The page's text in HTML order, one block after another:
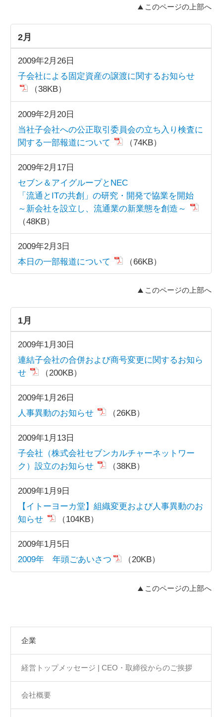
企業
経営トップメッセージ | CEO・取締役からのご挨拶
会社概要
このページの上部へ
2月
2009年2月26日
子会社による固定資産の譲渡に関するお知らせ
（38KB）
2009年2月20日
当社子会社への公正取引委員会の立ち入り検査に
関する一部報道について
（74KB）
2009年2月17日
セブン＆アイグループとNEC
「流通とITの共創」の研究・開発で協業を開始
～新会社を設立し、流通業の新業態を創造～
（48KB）
2009年2月3日
本日の一部報道について
（66KB）
このページの上部へ
1月
2009年1月30日
連結子会社の合併および商号変更に関するお知ら
せ
（200KB）
2009年1月26日
人事異動のお知らせ
（26KB）
2009年1月13日
子会社（株式会社セブンカルチャーネットワー
ク）設立のお知らせ
（38KB）
2009年1月9日
【イトーヨーカ堂】組織変更および人事異動のお
知らせ
（104KB）
2009年1月5日
2009年 年頭ごあいさつ
（20KB）
このページの上部へ